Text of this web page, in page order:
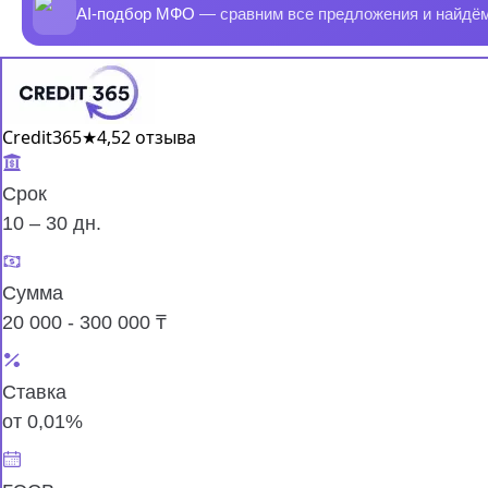
AI-подбор МФО — сравним все предложения и
Credit365★4,52 отзыва
Срок
10 – 30 дн.
Сумма
20 000 - 300 000 ₸
Ставка
от 0,01%